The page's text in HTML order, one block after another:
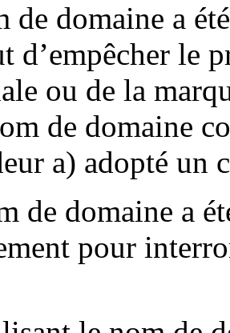
de domaine a
d’empêcher le
ou de la
de domaine
a) adopté un
de domaine a
pour